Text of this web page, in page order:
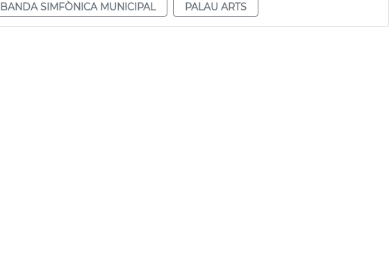
BANDA SIMFÒNICA MUNICIPAL PALAU ARTS